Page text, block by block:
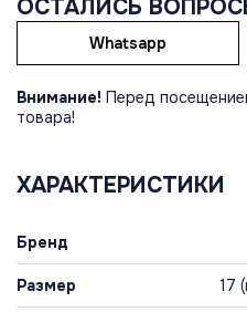
ОСТАЛИСЬ
Whatsapp
Внимание! Перед
товара!
ХАРАКТЕРИСТИКИ
Бренд
Размер 17